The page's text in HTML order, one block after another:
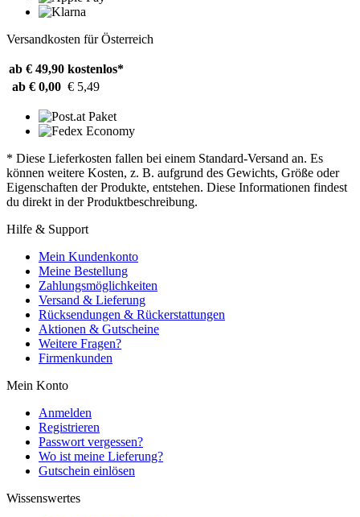
Versandkosten für Österreich
ab € 49,90 kostenlos*
ab € 0,00 € 5,49
* Diese Lieferkosten fallen bei einem Standard-Versand an. Es
können weitere Kosten, z. B. aufgrund des Gewichts, Größe oder
Eigenschaften der Produkte, entstehen. Diese Informationen findest
du direkt in der Produktbeschreibung.
Hilfe & Support
Mein Kundenkonto
Meine Bestellung
Zahlungsmöglichkeiten
Versand & Lieferung
Rücksendungen & Rückerstattungen
Aktionen & Gutscheine
Weitere Fragen?
Firmenkunden
Mein Konto
Anmelden
Registrieren
Passwort vergessen?
Wo ist meine Lieferung?
Gutschein einlösen
Wissenswertes